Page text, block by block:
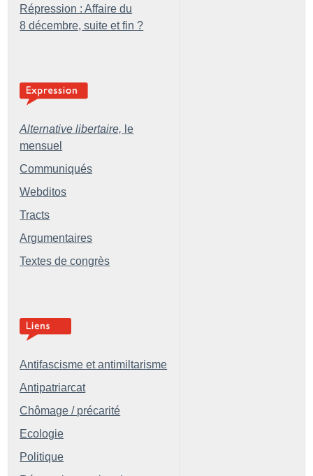
Répression : Affaire du
8 décembre, suite et fin ?
Alternative libertaire, le
mensuel
Communiqués
Webditos
Tracts
Argumentaires
Textes de congrès
Antifascisme et antimiltarisme
Antipatriarcat
Chômage / précarité
Ecologie
Politique